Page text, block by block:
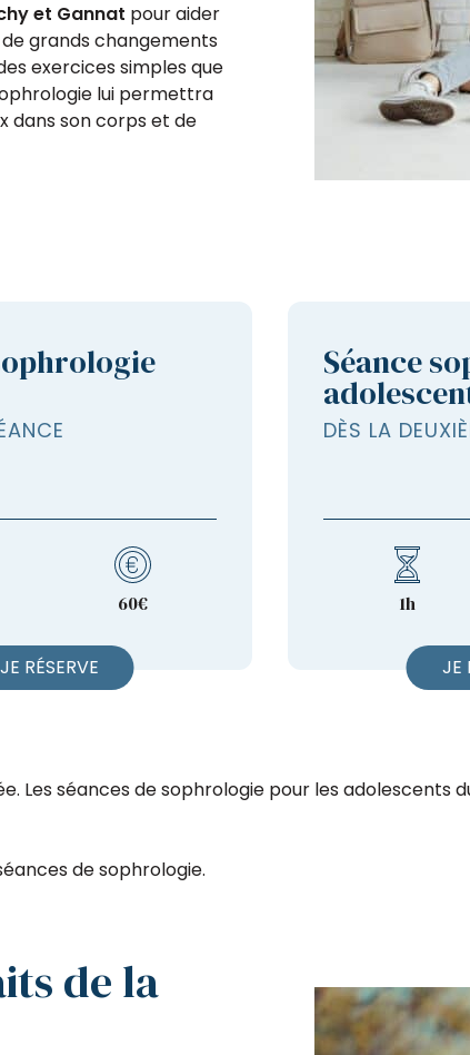
et Gannat pour aider
de grands changements
exercices simples que
lui permettra
dans son corps et de
60€
JE RÉSERVE
Séance
DÈS LA
1h
JE
Les séances de sophrologie pour les
de sophrologie.
de la